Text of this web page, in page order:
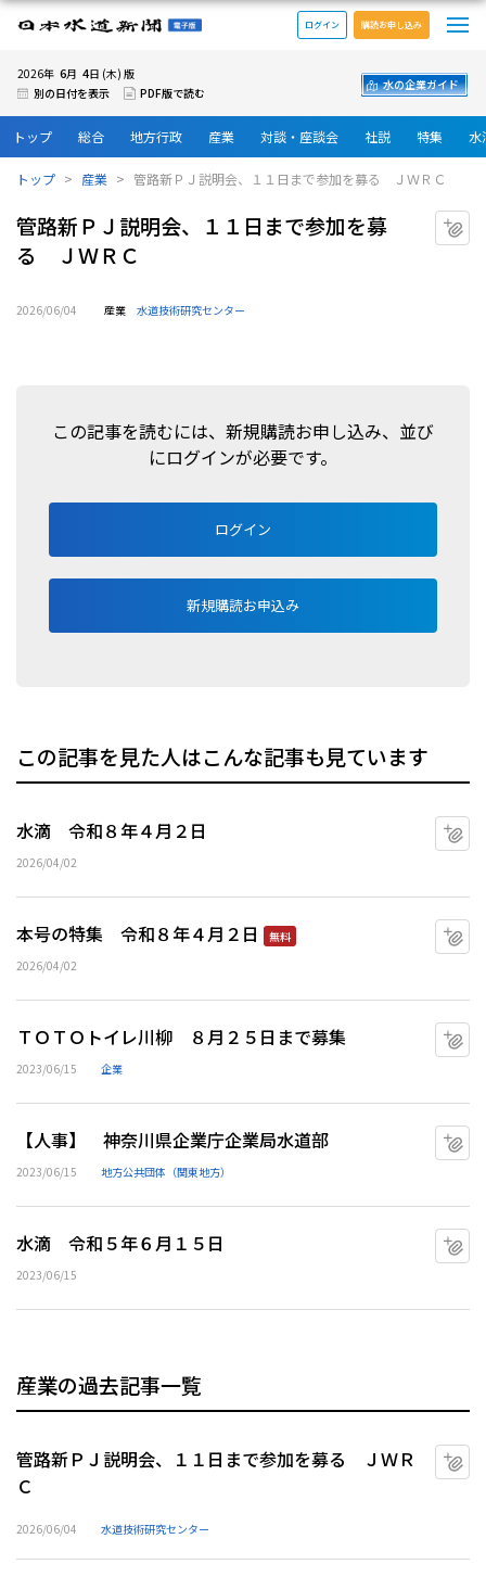
日本水道新聞 電子版
ログイン 購読お申し込み
2026年 6月 4日 (木) 版
別の日付を表示
PDF版で読む
水の企業ガイド
トップ 総合 地方行政 産業 対談・座談会 社説 特集 水
トップ 産業 管路新ＰＪ説明会、１１日まで参加を募る ＪＷＲＣ
管路新ＰＪ説明会、１１日まで参加を募
る ＪＷＲＣ
2026/06/04 産業 水道技術研究センター
この記事を読むには、新規購読お申し込み、並び
にログインが必要です。
ログイン
新規購読お申込み
この記事を見た人はこんな記事も見ています
水滴 令和８年４月２日
2026/04/02
本号の特集 令和８年４月２日
無料
2026/04/02
ＴＯＴＯトイレ川柳 ８月２５日まで募集
2023/06/15 企業
【人事】 神奈川県企業庁企業局水道部
2023/06/15 地方公共団体（関東地方）
水滴 令和５年６月１５日
2023/06/15
産業の過去記事一覧
管路新ＰＪ説明会、１１日まで参加を募る ＪＷＲ
Ｃ
2026/06/04 水道技術研究センター